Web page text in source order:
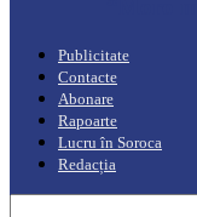
Publicitate
Contacte
Abonare
Rapoarte
Lucru în Soroca
Redacția